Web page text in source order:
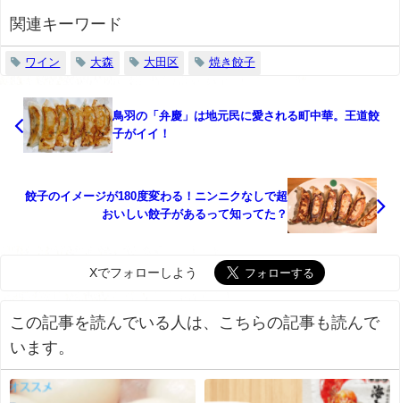
関連キーワード
ワイン 大森 大田区 焼き餃子
鳥羽の「弁慶」は地元民に愛される町中華。王道餃
子がイイ！
餃子のイメージが180度変わる！ニンニクなしで超
おいしい餃子があるって知ってた？
Xでフォローしよう
この記事を読んでいる人は、こちらの記事も読んで
います。